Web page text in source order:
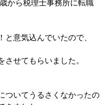
意気込んでいたので、
せてもらいました。
ついてうるさくなかったの